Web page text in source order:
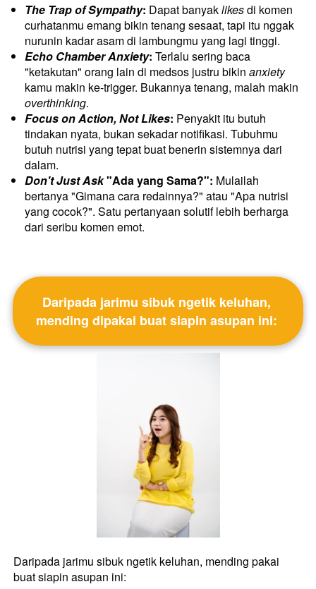
The Trap of Sympathy: Dapat banyak likes di komen
curhatanmu emang bikin tenang sesaat, tapi itu nggak
nurunin kadar asam di lambungmu yang lagi tinggi.
Echo Chamber Anxiety: Terlalu sering baca
"ketakutan" orang lain di medsos justru bikin anxiety
overthinking.
Focus on Action, Not Likes: Penyakit itu butuh
tindakan nyata, bukan sekadar notifikasi. Tubuhmu
butuh nutrisi yang tepat buat benerin sistemnya dari
dalam.
Don't Just Ask "Ada yang Sama?": Mulailah
bertanya "Gimana cara redainnya?" atau "Apa nutrisi
yang cocok?". Satu pertanyaan solutif lebih berharga
dari seribu komen emot.
Daripada jarimu sibuk ngetik keluhan,
mending dipakai buat siapin asupan ini:
Daripada jarimu sibuk ngetik keluhan, mending pakai
buat siapin asupan ini: